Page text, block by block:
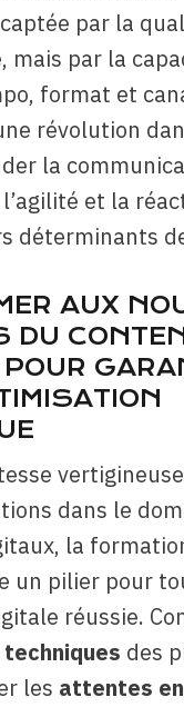
par la
mais par la
format et
révolution
la
et la
déterminants
AUX
DU
dans le
la
un pilier pour
réussie.
des
les attentes